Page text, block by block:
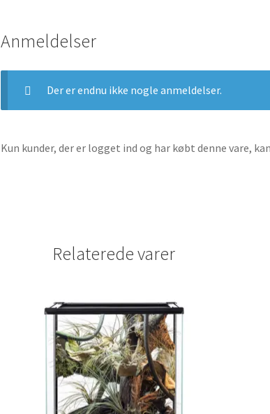
Anmeldelser
Der er endnu ikke nogle anmeldelser.
Kun kunder, der er logget ind og har købt denne vare,
Relaterede varer